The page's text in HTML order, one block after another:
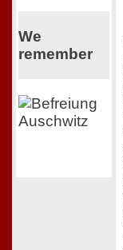
We
remember